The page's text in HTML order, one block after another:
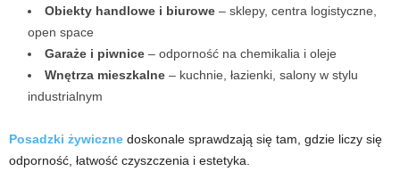
Obiekty handlowe i biurowe – sklepy, centra logistyczne,
open space
Garaże i piwnice – odporność na chemikalia i oleje
Wnętrza mieszkalne – kuchnie, łazienki, salony w stylu
industrialnym
Posadzki żywiczne doskonale sprawdzają się tam, gdzie liczy się
odporność, łatwość czyszczenia i estetyka.